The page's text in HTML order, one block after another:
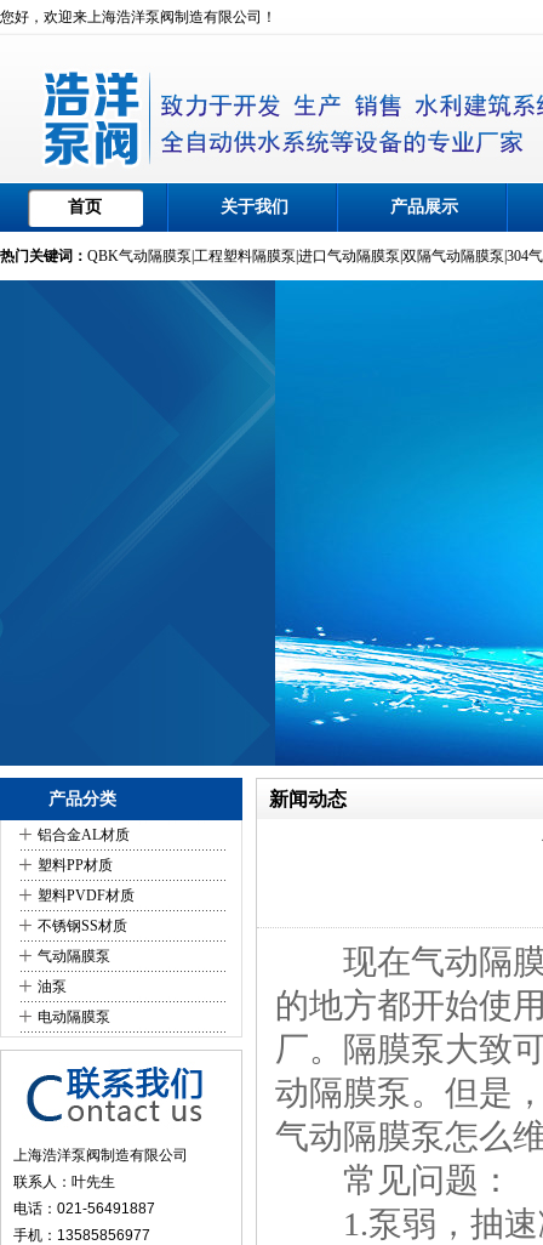
您好，欢迎来上海浩洋泵阀制造有限公司！
首页 关于我们 产品展示
热门关键词： QBK气动隔膜泵 工程塑料隔膜泵 进口气动隔膜泵 双隔气动隔膜泵 304
产品分类
+ 铝合金AL材质
+ 塑料PP材质
+ 塑料PVDF材质
+ 不锈钢SS材质
+ 气动隔膜泵
+ 油泵
+ 电动隔膜泵
上海浩洋泵阀制造有限公司
联系人：叶先生
电话：021-56491887
手机：13585856977
新闻动态
现在气动隔膜
的地方都开始使
厂。隔膜泵大致
动隔膜泵。但是
气动隔膜泵怎么
常见问题：
1.泵弱，抽速